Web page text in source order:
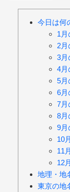
今日は何
1月
2月
3月
4月
5月
6月
7月
8月
9月
10
11
12
地理・地
東京の地